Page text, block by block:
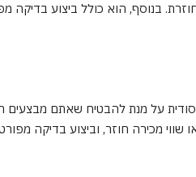
בנוסף, הוא כולל ביצוע בדיקה
על מנת להבטיח שאתם
שווי מכירה חוזר, וביצוע בדיקה